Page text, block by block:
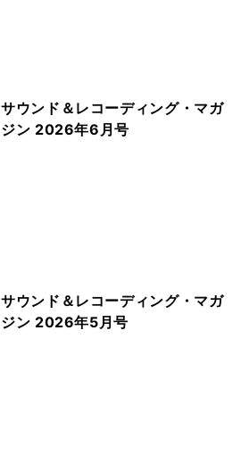
サウンド＆レコーディング・マガ
ジン 2026年6月号
サウンド＆レコーディング・マガ
ジン 2026年5月号